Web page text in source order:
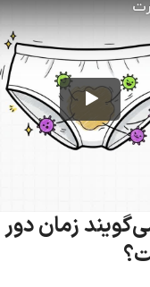
زمان دور